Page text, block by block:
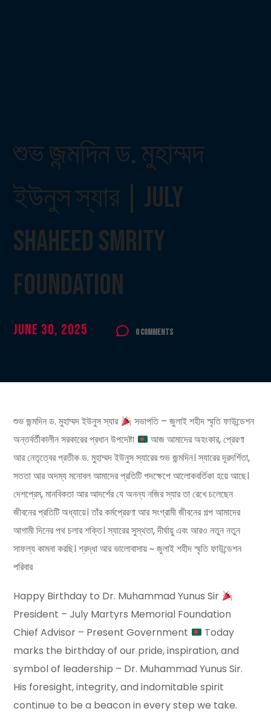
শুভ জন্মদিন ড. মুহাম্মদ
ইউনুস স্যার | July
Shaheed Smrity
Foundation
June 30, 2025 0 Comments
শুভ জন্মদিন ড. মুহাম্মদ ইউনুস স্যার
সভাপতি – জুলাই শহীদ স্মৃতি ফাউন্ডেশন
অন্তর্বর্তীকালীন সরকারের প্রধান উপদেষ্টা
আজ আমাদের অহংকার, প্রেরণা
আর নেতৃত্বের প্রতীক ড. মুহাম্মদ ইউনুস স্যারের শুভ জন্মদিন। স্যারের দূরদর্শিতা,
সততা আর অদম্য মনোবল আমাদের প্রতিটি পদক্ষেপে আলোকবর্তিকা হয়ে আছে।
দেশপ্রেম, মানবিকতা আর আদর্শের যে অনন্য নজির স্যার তা রেখে চলেছেন
জীবনের প্রতিটি অধ্যায়ে। তাঁর কর্মপ্রেরণা আর সংগ্রামী জীবনের গল্প আমাদের
আগামী দিনের পথ চলার শক্তি। স্যারের সুস্থতা, দীর্ঘায়ু এবং আরও নতুন নতুন
সাফল্য কামনা করছি। শ্রদ্ধা আর ভালোবাসায় ~ জুলাই শহীদ স্মৃতি ফাউন্ডেশন
পরিবার
Happy Birthday to Dr. Muhammad Yunus Sir
President – July Martyrs Memorial Foundation
Chief Advisor – Present Government
Today
marks the birthday of our pride, inspiration, and
symbol of leadership – Dr. Muhammad Yunus Sir.
His foresight, integrity, and indomitable spirit
continue to be a beacon in every step we take.